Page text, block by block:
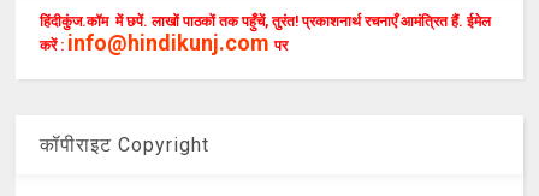
हिंदीकुंज.कॉम में छपें. लाखों पाठकों तक पहुँचें, तुरंत! प्रकाशनार्थ रचनाएँ आमंत्रित हैं. ईमेल
करें : info@hindikunj.com पर
कॉपीराइट Copyright